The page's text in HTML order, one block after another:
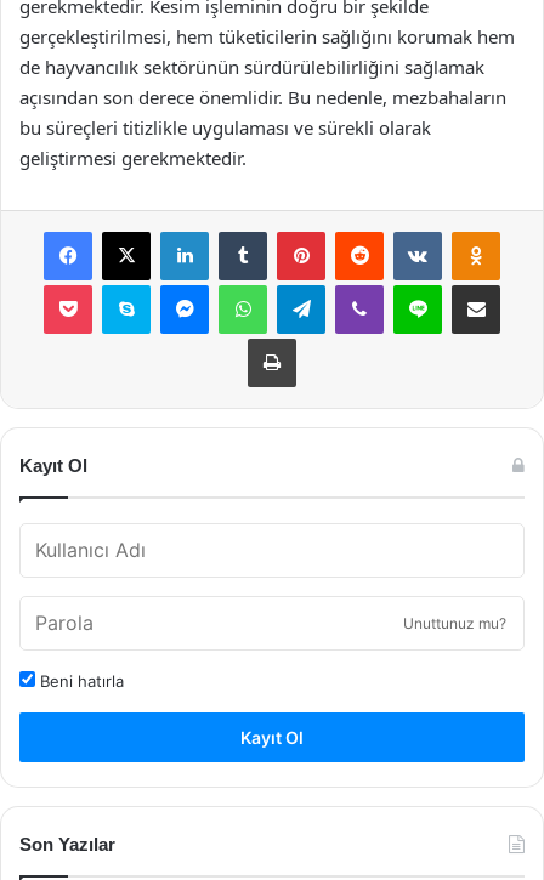
gerekmektedir. Kesim işleminin doğru bir şekilde
gerçekleştirilmesi, hem tüketicilerin sağlığını korumak hem
de hayvancılık sektörünün sürdürülebilirliğini sağlamak
açısından son derece önemlidir. Bu nedenle, mezbahaların
bu süreçleri titizlikle uygulaması ve sürekli olarak
geliştirmesi gerekmektedir.
Facebook
X LinkedInTumblr PinterestReddit VKontakte
Pocket Skype MessengerWhatsAppTelegramViber Line E-Posta ile
Yazdır
Kayıt Ol
Unuttunuz mu?
Beni hatırla
Kayıt Ol
Son Yazılar